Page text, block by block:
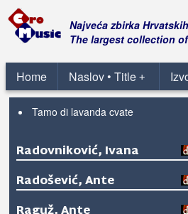
Najveća zbirka
The largest collection
Home +
Naslov • Title
Radovanović, Nikša
Ljubavi me nose vali
Sićanja nek' ostanu
Tamo di lavanda cvate
Radovniković, Ivana
Radošević, Ante